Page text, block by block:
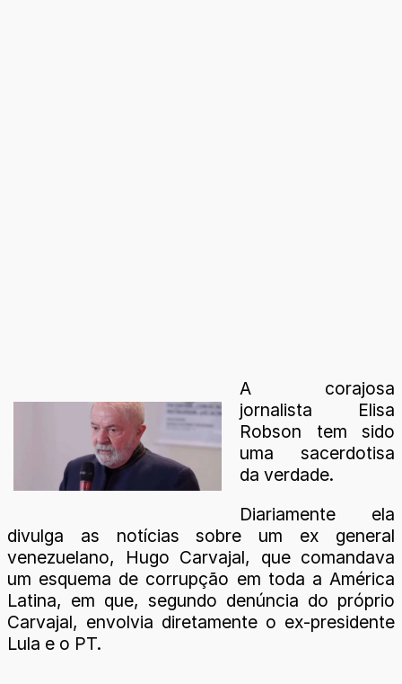
A corajosa
jornalista Elisa
Robson tem sido
uma sacerdotisa
da verdade.
Diariamente ela
divulga as notícias sobre um ex general
venezuelano, Hugo Carvajal, que comandava
um esquema de corrupção em toda a América
Latina, em que, segundo denúncia do próprio
Carvajal, envolvia diretamente o ex-presidente
Lula e o PT.